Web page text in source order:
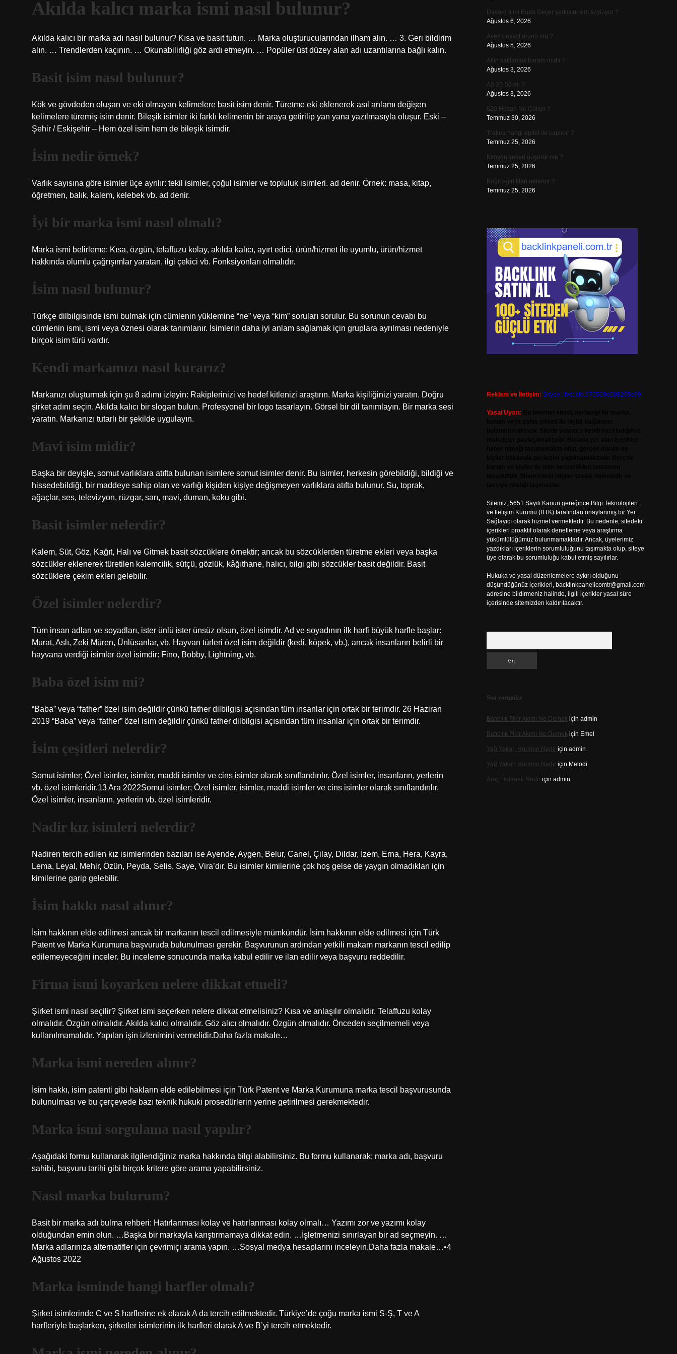
Akılda kalıcı marka ismi nasıl bulunur?
Akılda kalıcı bir marka adı nasıl bulunur? Kısa ve basit tutun. … Marka oluşturucularından ilham alın. … 3. Geri bildirim
alın. … Trendlerden kaçının. … Okunabilirliği göz ardı etmeyin. … Popüler üst düzey alan adı uzantılarına bağlı kalın.
Basit isim nasıl bulunur?
Kök ve gövdeden oluşan ve eki olmayan kelimelere basit isim denir. Türetme eki eklenerek asıl anlamı değişen
kelimelere türemiş isim denir. Bileşik isimler iki farklı kelimenin bir araya getirilip yan yana yazılmasıyla oluşur. Eski –
Şehir / Eskişehir – Hem özel isim hem de bileşik isimdir.
İsim nedir örnek?
Varlık sayısına göre isimler üçe ayrılır: tekil isimler, çoğul isimler ve topluluk isimleri. ad denir. Örnek: masa, kitap,
öğretmen, balık, kalem, kelebek vb. ad denir.
İyi bir marka ismi nasıl olmalı?
Marka ismi belirleme: Kısa, özgün, telaffuzu kolay, akılda kalıcı, ayırt edici, ürün/hizmet ile uyumlu, ürün/hizmet
hakkında olumlu çağrışımlar yaratan, ilgi çekici vb. Fonksiyonları olmalıdır.
İsim nasıl bulunur?
Türkçe dilbilgisinde ismi bulmak için cümlenin yüklemine “ne” veya “kim” soruları sorulur. Bu sorunun cevabı bu
cümlenin ismi, ismi veya öznesi olarak tanımlanır. İsimlerin daha iyi anlam sağlamak için gruplara ayrılması nedeniyle
birçok isim türü vardır.
Kendi markamızı nasıl kurarız?
Markanızı oluşturmak için şu 8 adımı izleyin: Rakiplerinizi ve hedef kitlenizi araştırın. Marka kişiliğinizi yaratın. Doğru
şirket adını seçin. Akılda kalıcı bir slogan bulun. Profesyonel bir logo tasarlayın. Görsel bir dil tanımlayın. Bir marka sesi
yaratın. Markanızı tutarlı bir şekilde uygulayın.
Mavi isim midir?
Başka bir deyişle, somut varlıklara atıfta bulunan isimlere somut isimler denir. Bu isimler, herkesin görebildiği, bildiği ve
hissedebildiği, bir maddeye sahip olan ve varlığı kişiden kişiye değişmeyen varlıklara atıfta bulunur. Su, toprak,
ağaçlar, ses, televizyon, rüzgar, sarı, mavi, duman, koku gibi.
Basit isimler nelerdir?
Kalem, Süt, Göz, Kağıt, Halı ve Gitmek basit sözcüklere örnektir; ancak bu sözcüklerden türetme ekleri veya başka
sözcükler eklenerek türetilen kalemcilik, sütçü, gözlük, kâğıthane, halıcı, bilgi gibi sözcükler basit değildir. Basit
sözcüklere çekim ekleri gelebilir.
Özel isimler nelerdir?
Tüm insan adları ve soyadları, ister ünlü ister ünsüz olsun, özel isimdir. Ad ve soyadının ilk harfi büyük harfle başlar:
Murat, Aslı, Zeki Müren, Ünlüsanlar, vb. Hayvan türleri özel isim değildir (kedi, köpek, vb.), ancak insanların belirli bir
hayvana verdiği isimler özel isimdir: Fino, Bobby, Lightning, vb.
Baba özel isim mi?
“Baba” veya “father” özel isim değildir çünkü father dilbilgisi açısından tüm insanlar için ortak bir terimdir. 26 Haziran
2019 “Baba” veya “father” özel isim değildir çünkü father dilbilgisi açısından tüm insanlar için ortak bir terimdir.
İsim çeşitleri nelerdir?
Somut isimler; Özel isimler, isimler, maddi isimler ve cins isimler olarak sınıflandırılır. Özel isimler, insanların, yerlerin
vb. özel isimleridir.13 Ara 2022Somut isimler; Özel isimler, isimler, maddi isimler ve cins isimler olarak sınıflandırılır.
Özel isimler, insanların, yerlerin vb. özel isimleridir.
Nadir kız isimleri nelerdir?
Nadiren tercih edilen kız isimlerinden bazıları ise Ayende, Aygen, Belur, Canel, Çilay, Dildar, İzem, Erna, Hera, Kayra,
Lema, Leyal, Mehir, Özün, Peyda, Selis, Saye, Vira’dır. Bu isimler kimilerine çok hoş gelse de yaygın olmadıkları için
kimilerine garip gelebilir.
İsim hakkı nasıl alınır?
İsim hakkının elde edilmesi ancak bir markanın tescil edilmesiyle mümkündür. İsim hakkının elde edilmesi için Türk
Patent ve Marka Kurumuna başvuruda bulunulması gerekir. Başvurunun ardından yetkili makam markanın tescil edilip
edilemeyeceğini inceler. Bu inceleme sonucunda marka kabul edilir ve ilan edilir veya başvuru reddedilir.
Firma ismi koyarken nelere dikkat etmeli?
Şirket ismi nasıl seçilir? Şirket ismi seçerken nelere dikkat etmelisiniz? Kısa ve anlaşılır olmalıdır. Telaffuzu kolay
olmalıdır. Özgün olmalıdır. Akılda kalıcı olmalıdır. Göz alıcı olmalıdır. Özgün olmalıdır. Önceden seçilmemeli veya
kullanılmamalıdır. Yapılan işin izlenimini vermelidir.Daha fazla makale…
Marka ismi nereden alınır?
İsim hakkı, isim patenti gibi hakların elde edilebilmesi için Türk Patent ve Marka Kurumuna marka tescil başvurusunda
bulunulması ve bu çerçevede bazı teknik hukuki prosedürlerin yerine getirilmesi gerekmektedir.
Marka ismi sorgulama nasıl yapılır?
Aşağıdaki formu kullanarak ilgilendiğiniz marka hakkında bilgi alabilirsiniz. Bu formu kullanarak; marka adı, başvuru
sahibi, başvuru tarihi gibi birçok kritere göre arama yapabilirsiniz.
Nasıl marka bulurum?
Basit bir marka adı bulma rehberi: Hatırlanması kolay ve hatırlanması kolay olmalı… Yazımı zor ve yazımı kolay
olduğundan emin olun. …Başka bir markayla karıştırmamaya dikkat edin. …İşletmenizi sınırlayan bir ad seçmeyin. …
Marka adlarınıza alternatifler için çevrimiçi arama yapın. …Sosyal medya hesaplarını inceleyin.Daha fazla makale…•4
Ağustos 2022
Marka isminde hangi harfler olmalı?
Şirket isimlerinde C ve S harflerine ek olarak A da tercih edilmektedir. Türkiye’de çoğu marka ismi S-Ş, T ve A
harfleriyle başlarken, şirketler isimlerinin ilk harfleri olarak A ve B’yi tercih etmektedir.
Davaro filmi Buda Geçer şarkısını kim söylüyor ?
Ağustos 6, 2026
Aven boykot ürünü mü ?
Ağustos 5, 2026
Altın saklamak haram mıdır ?
Ağustos 3, 2026
A3 35-50 mi ?
Ağustos 3, 2026
620 Hesap Ne Çalışır ?
Temmuz 30, 2026
Trakea hangi epitel ile kaplıdır ?
Temmuz 25, 2026
Kimyon şekeri düşürür mü ?
Temmuz 25, 2026
Kağıt ağırlıkları nelerdir ?
Temmuz 25, 2026
Reklam ve İletişim: Skype: live:.cid.575569c608265c69
Yasal Uyarı:
Sitemiz, 5651 Sayılı Kanun gereğince Bilgi Teknolojileri
ve İletişim Kurumu (BTK) tarafından onaylanmış bir Yer
Sağlayıcı olarak hizmet vermektedir. Bu nedenle, sitedeki
içerikleri proaktif olarak denetleme veya araştırma
yükümlülüğümüz bulunmamaktadır. Ancak, üyelerimiz
yazdıkları içeriklerin sorumluluğunu taşımakta olup, siteye
üye olarak bu sorumluluğu kabul etmiş sayılırlar.
Hukuka ve yasal düzenlemelere aykırı olduğunu
düşündüğünüz içerikleri, backlinkpanelicomtr@gmail.com
adresine bildirmeniz halinde, ilgili içerikler yasal süre
içerisinde sitemizden kaldırılacaktır.
Son yorumlar
Batıcılık Fikir Akımı Ne Demek için admin
Batıcılık Fikir Akımı Ne Demek için Emel
Yağ Yakan Hormon Nediriçin admin
Yağ Yakan Hormon Nediriçin Melodi
Arap Belagati Nediriçin admin